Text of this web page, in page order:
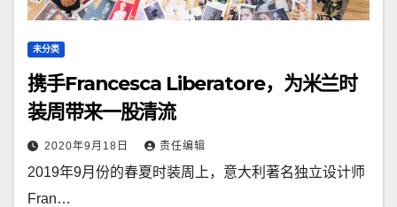
未分类
携手Francesca Liberatore，为米兰时
装周带来一股清流
2020年9月18日 责任编辑
2019年9月份的春夏时装周上，意大利著名独立设计师
Fran…